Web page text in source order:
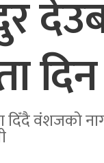
वंशजको